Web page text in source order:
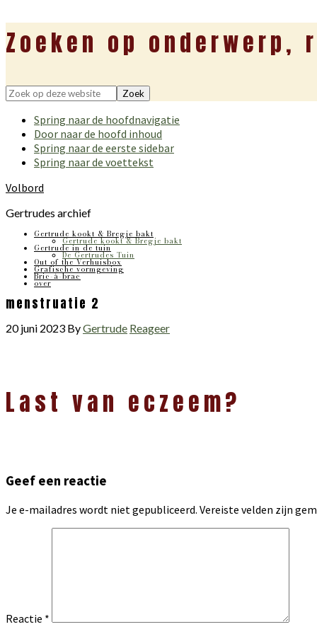
Zoeken op onderwerp,
Zoek
deze
website
Spring naar de hoofdnavigatie
Door naar de hoofd inhoud
Spring naar de eerste sidebar
Spring naar de voettekst
Volbord
Gertrudes archief
Gertrude kookt & Bregje bakt
Gertrude kookt & Bregje bakt
Gertrude in de tuin
De Gertrudes Tuin
Out of the Verhuisbox
Grafische vormgeving
Bric-à-brac
over
menstruatie 2
20 juni 2023 ByGertrude Reageer
Interacties
Last van eczeem?
Geef een reactie
Je e-mailadres wordt niet gepubliceerd. Vereiste velden zijn
Reactie *